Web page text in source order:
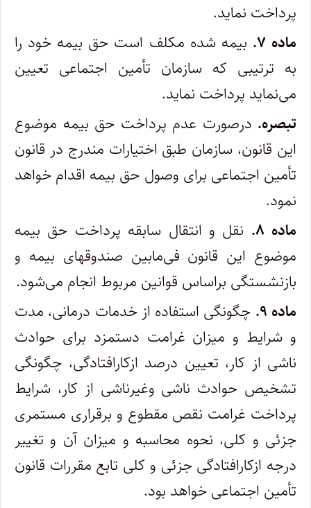
پرداخت نماید.
ماده ۷.
بیمه شده مکلف است حق بیمه خود را
به ترتیبی که سازمان تأمین اجتماعی تعیین
می‌نماید پرداخت نماید.
تبصره. درصورت عدم پرداخت حق بیمه موضوع
این قانون‌، سازمان طبق اختیارات مندرج در قانون
تأمین اجتماعی برای وصول حق بیمه اقدام خواهد
نمود.
ماده ۸.
نقل و انتقال سابقه پرداخت حق بیمه
موضوع این قانون فی‌مابین صندوقهای بیمه و
بازنشستگی براساس قوانین مربوط انجام می‌شود.
ماده ۹.
چگونگی استفاده از خدمات درمانی‌، مدت
و شرایط و میزان غرامت دستمزد برای حوادث
ناشی از کار، تعیین درصد ازکارافتادگی‌، چگونگی
تشخیص حوادث ناشی وغیرناشی از کار، شرایط
پرداخت غرامت نقص مقطوع و برقراری مستمری
جزئی و کلی‌، نحوه محاسبه و میزان آن و تغییر
درجه ازکارافتادگی جزئی و کلی تابع مقررات قانون
تأمین اجتماعی خواهد بود.